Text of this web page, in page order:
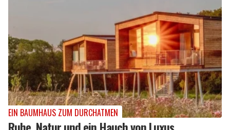
EIN BAUMHAUS ZUM DURCHATMEN